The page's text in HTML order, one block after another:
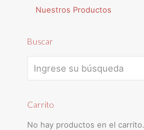
Nuestros Productos
Buscar
Carrito
No hay productos en el carrito.